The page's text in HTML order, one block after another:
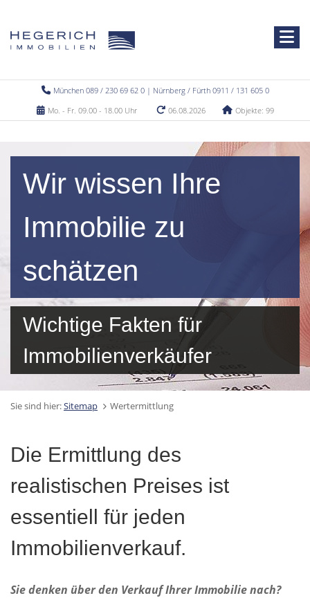
München 089 / 230 69 62 0 | Nürnberg / Fürth 0911 / 131 605 0
Mo. - Fr. 09.00 - 18.00 Uhr
06.08.2026 Objekte: 99
Wir wissen Ihre
Immobilie zu
schätzen
Wichtige Fakten für
Immobilienverkäufer
Sie sind hier:Sitemap Wertermittlung
Die Ermittlung des
realistischen Preises ist
essentiell für jeden
Immobilienverkauf.
Sie denken über den Verkauf Ihrer Immobilie nach?